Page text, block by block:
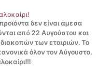
ΜΕ KLARNA
0.00€
0
Cart
δεν είναι άμεσα
από 22 Αυγούστου και
των εταιριών. Το
όλον τον Αύγουστο.